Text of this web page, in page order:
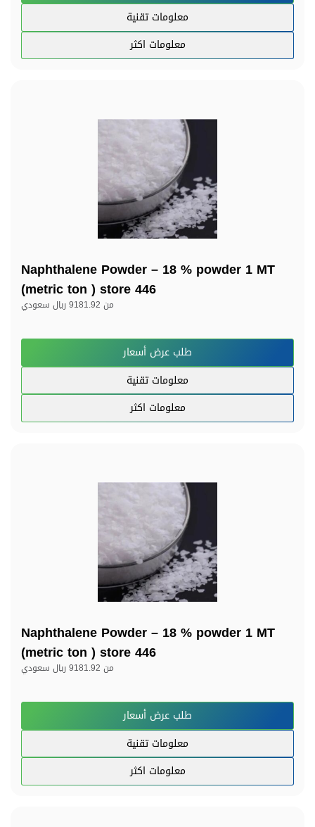
معلومات تقنية
معلومات اكثر
Naphthalene Powder – 18 % powder 1 MT
(metric ton ) store 446
من 9181.92 ريال سعودي
طلب عرض أسعار
معلومات تقنية
معلومات اكثر
Naphthalene Powder – 18 % powder 1 MT
(metric ton ) store 446
من 9181.92 ريال سعودي
طلب عرض أسعار
معلومات تقنية
معلومات اكثر